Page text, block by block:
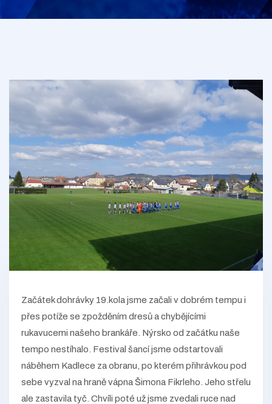
Začátek dohrávky 19.kola jsme začali v dobrém tempu i
přes potíže se zpožděním dresů a chybějícími
rukavucemi našeho brankáře. Nýrsko od začátku naše
tempo nestíhalo. Festival šancí jsme odstartovali
náběhem Kadlece za obranu, po kterém přihrávkou pod
sebe vyzval na hraně vápna Šimona Fikrleho. Jeho střelu
ale zastavila tyč. Chvíli poté už jsme zvedali ruce nad